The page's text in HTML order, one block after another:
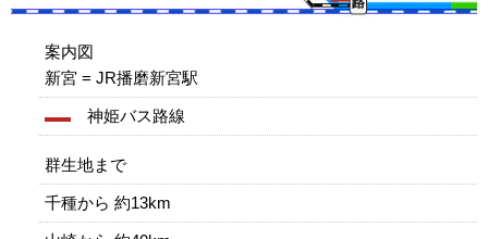
案内図
新宮 = JR播磨新宮駅
神姫バス路線
群生地まで
千種から 約13km